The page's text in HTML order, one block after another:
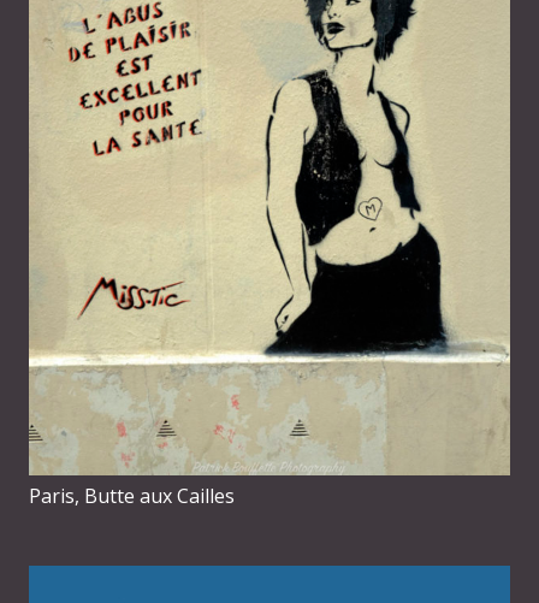
Paris, Butte aux Cailles